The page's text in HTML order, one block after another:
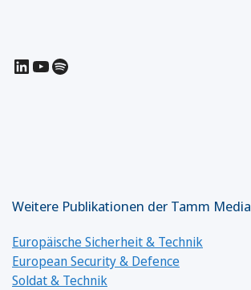
LinkedIn
YouTube
Spotify
Weitere Publikationen der Tamm Media
Europäische Sicherheit & Technik
European Security & Defence
Soldat & Technik